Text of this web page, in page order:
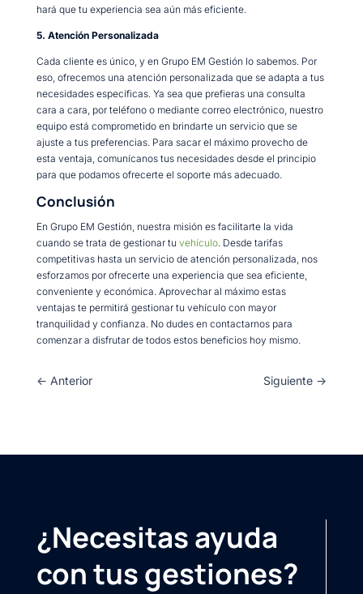
hará que tu experiencia sea aún más eficiente.
5. Atención Personalizada
Cada cliente es único, y en Grupo EM Gestión lo sabemos. Por
eso, ofrecemos una atención personalizada que se adapta a tus
necesidades específicas. Ya sea que prefieras una consulta
cara a cara, por teléfono o mediante correo electrónico, nuestro
equipo está comprometido en brindarte un servicio que se
ajuste a tus preferencias. Para sacar el máximo provecho de
esta ventaja, comunícanos tus necesidades desde el principio
para que podamos ofrecerte el soporte más adecuado.
Conclusión
En Grupo EM Gestión, nuestra misión es facilitarte la vida
cuando se trata de gestionar tu vehículo. Desde tarifas
competitivas hasta un servicio de atención personalizada, nos
esforzamos por ofrecerte una experiencia que sea eficiente,
conveniente y económica. Aprovechar al máximo estas
ventajas te permitirá gestionar tu vehículo con mayor
tranquilidad y confianza. No dudes en contactarnos para
comenzar a disfrutar de todos estos beneficios hoy mismo.
← Anterior Siguiente →
¿Necesitas ayuda
con tus gestiones?